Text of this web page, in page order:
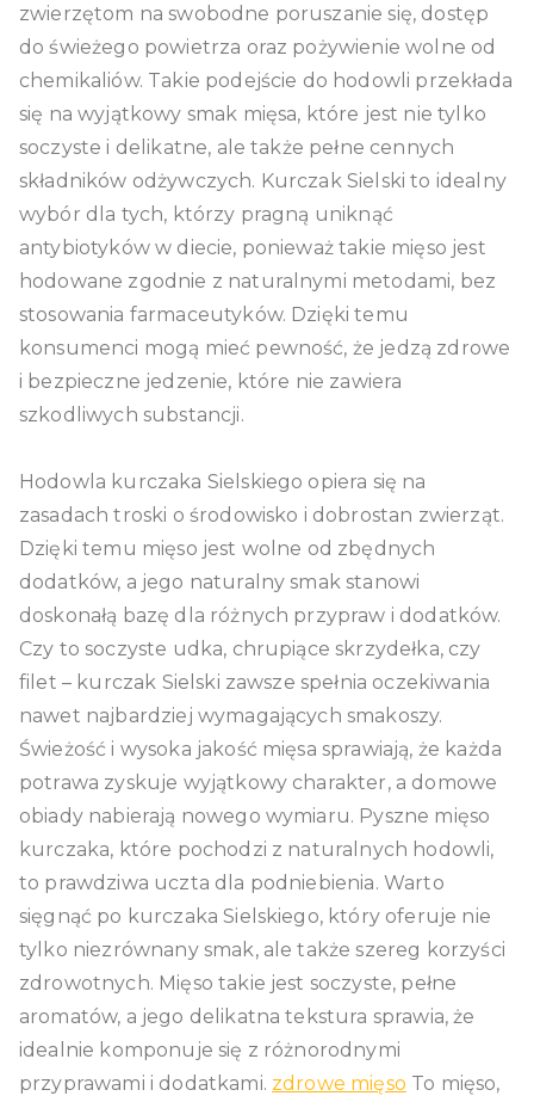
zwierzętom na swobodne poruszanie się, dostęp
do świeżego powietrza oraz pożywienie wolne od
chemikaliów. Takie podejście do hodowli przekłada
się na wyjątkowy smak mięsa, które jest nie tylko
soczyste i delikatne, ale także pełne cennych
składników odżywczych. Kurczak Sielski to idealny
wybór dla tych, którzy pragną uniknąć
antybiotyków w diecie, ponieważ takie mięso jest
hodowane zgodnie z naturalnymi metodami, bez
stosowania farmaceutyków. Dzięki temu
konsumenci mogą mieć pewność, że jedzą zdrowe
i bezpieczne jedzenie, które nie zawiera
szkodliwych substancji.
Hodowla kurczaka Sielskiego opiera się na
zasadach troski o środowisko i dobrostan zwierząt.
Dzięki temu mięso jest wolne od zbędnych
dodatków, a jego naturalny smak stanowi
doskonałą bazę dla różnych przypraw i dodatków.
Czy to soczyste udka, chrupiące skrzydełka, czy
filet – kurczak Sielski zawsze spełnia oczekiwania
nawet najbardziej wymagających smakoszy.
Świeżość i wysoka jakość mięsa sprawiają, że każda
potrawa zyskuje wyjątkowy charakter, a domowe
obiady nabierają nowego wymiaru. Pyszne mięso
kurczaka, które pochodzi z naturalnych hodowli,
to prawdziwa uczta dla podniebienia. Warto
sięgnąć po kurczaka Sielskiego, który oferuje nie
tylko niezrównany smak, ale także szereg korzyści
zdrowotnych. Mięso takie jest soczyste, pełne
aromatów, a jego delikatna tekstura sprawia, że
idealnie komponuje się z różnorodnymi
przyprawami i dodatkami. zdrowe mięso To mięso,